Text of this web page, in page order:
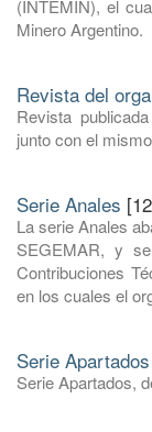
(INTEMIN), el
Minero Argentino.
Revista del
Revista
junto con el mismo
Serie Anales
La serie Anales
SEGEMAR, y
Contribuciones
en los cuales el
Serie Apartados
Serie Apartados,